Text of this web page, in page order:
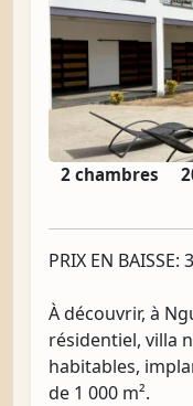
2 chambres
PRIX EN BAISSE:
À découvrir, à
résidentiel, villa
habitables,
de 1 000 m².